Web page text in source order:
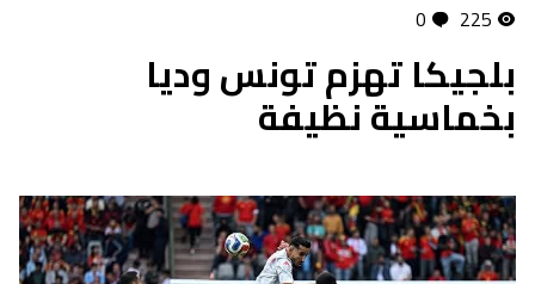
225
0
بلجيكا تهزم تونس وديا
بخماسية نظيفة